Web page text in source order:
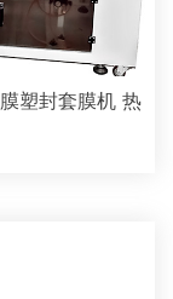
塑封套膜机 热